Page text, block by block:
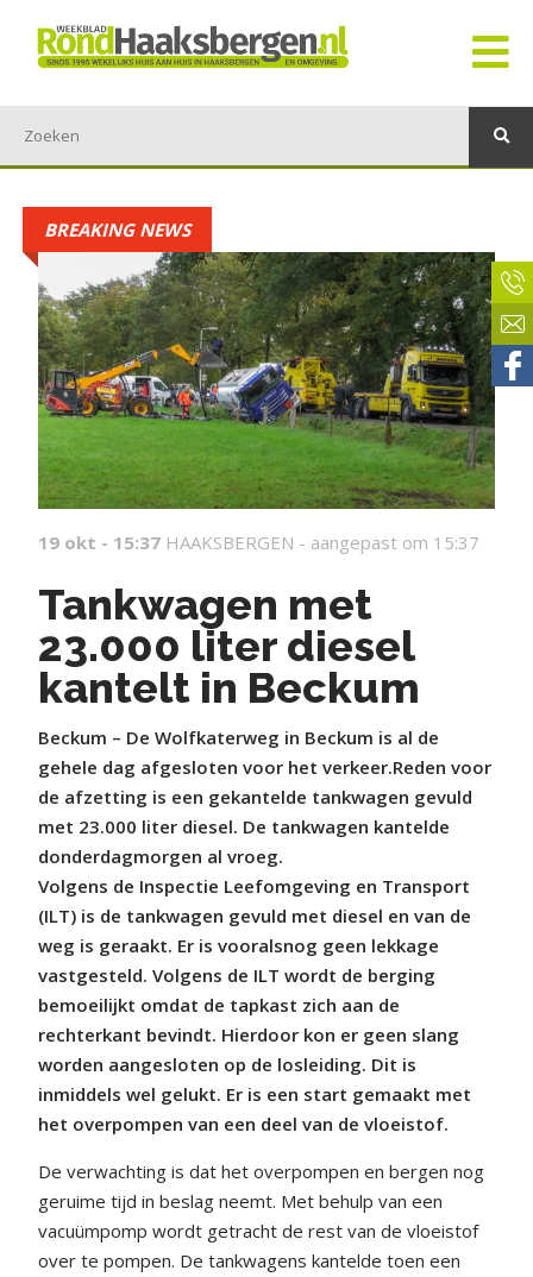
BREAKING NEWS
19 okt - 15:37 HAAKSBERGEN - aangepast om 15:37
Tankwagen met
23.000 liter diesel
kantelt in Beckum
Beckum – De Wolfkaterweg in Beckum is al de
gehele dag afgesloten voor het verkeer.Reden voor
de afzetting is een gekantelde tankwagen gevuld
met 23.000 liter diesel. De tankwagen kantelde
donderdagmorgen al vroeg.
Volgens de Inspectie Leefomgeving en Transport
(ILT) is de tankwagen gevuld met diesel en van de
weg is geraakt. Er is vooralsnog geen lekkage
vastgesteld. Volgens de ILT wordt de berging
bemoeilijkt omdat de tapkast zich aan de
rechterkant bevindt. Hierdoor kon er geen slang
worden aangesloten op de losleiding. Dit is
inmiddels wel gelukt. Er is een start gemaakt met
het overpompen van een deel van de vloeistof.
De verwachting is dat het overpompen en bergen nog
geruime tijd in beslag neemt. Met behulp van een
vacuümpomp wordt getracht de rest van de vloeistof
over te pompen. De tankwagens kantelde toen een